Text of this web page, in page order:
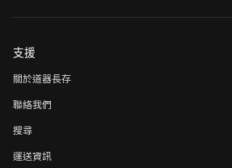
支援
關於道器長存
聯絡我們
搜尋
運送資訊